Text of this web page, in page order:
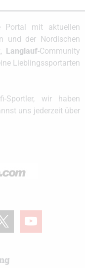
Portal mit aktuellen
und der Nordischen
Langlauf-Community
Lieblingssportarten
Sportler, wir haben
uns jederzeit über
youtube